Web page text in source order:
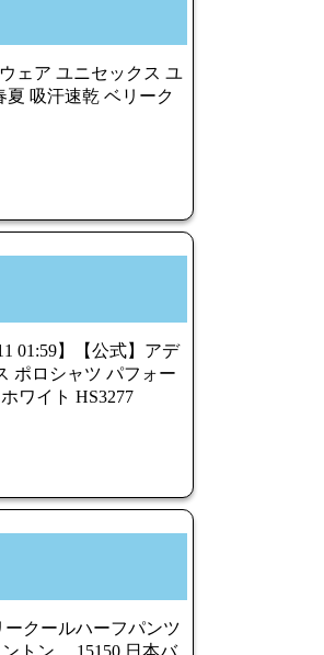
ェア ユニセックス ユ
夏 吸汗速乾 ベリーク
01:59】【公式】アデ
ポロシャツ パフォー
ワイト HS3277
クールハーフパンツ
トン 15150 日本バ